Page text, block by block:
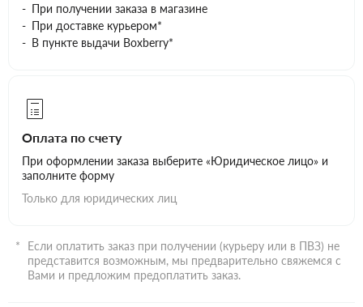
При получении заказа в магазине
При доставке курьером*
В пункте выдачи Boxberry*
Оплата по счету
При оформлении заказа выберите «Юридическое лицо» и
заполните форму
Только для юридических лиц
Если оплатить заказ при получении (курьеру или в ПВЗ) не
представится возможным, мы предварительно свяжемся с
Вами и предложим предоплатить заказ.